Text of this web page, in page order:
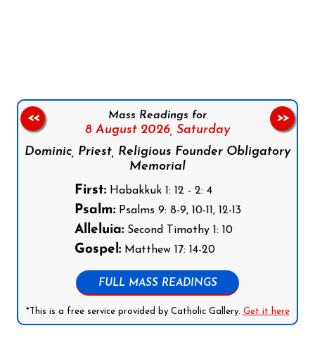
Mass Readings for
8 August 2026, Saturday
Dominic, Priest, Religious Founder Obligatory
Memorial
First:Habakkuk 1: 12 - 2: 4
Psalm:Psalms 9: 8-9, 10-11, 12-13
Alleluia:Second Timothy 1: 10
Gospel:Matthew 17: 14-20
FULL MASS READINGS
*This is a free service provided by Catholic Gallery. Get it here
<< >>